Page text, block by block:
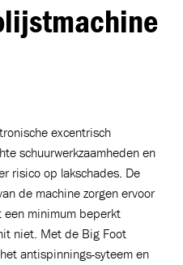
excentrisch
schuurwerkzaamheden en
risico op lakschades. De
de machine zorgen ervoor
minimum beperkt
niet. Met de Big Foot
antispinnings-syteem en